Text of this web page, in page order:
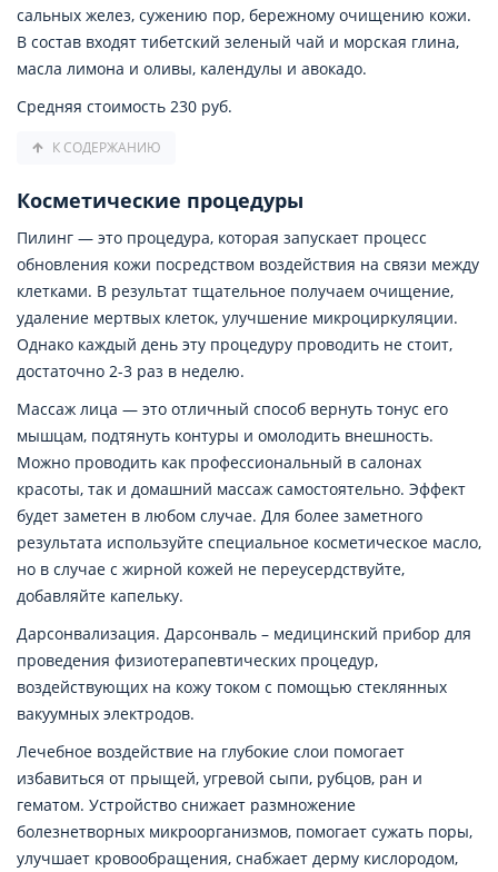
сальных желез, сужению пор, бережному очищению кожи.
В состав входят тибетский зеленый чай и морская глина,
масла лимона и оливы, календулы и авокадо.
Средняя стоимость 230 руб.
К СОДЕРЖАНИЮ
Косметические процедуры
Пилинг — это процедура, которая запускает процесс
обновления кожи посредством воздействия на связи между
клетками. В результат тщательное получаем очищение,
удаление мертвых клеток, улучшение микроциркуляции.
Однако каждый день эту процедуру проводить не стоит,
достаточно 2-3 раз в неделю.
Массаж лица — это отличный способ вернуть тонус его
мышцам, подтянуть контуры и омолодить внешность.
Можно проводить как профессиональный в салонах
красоты, так и домашний массаж самостоятельно. Эффект
будет заметен в любом случае. Для более заметного
результата используйте специальное косметическое масло,
но в случае с жирной кожей не переусердствуйте,
добавляйте капельку.
Дарсонвализация. Дарсонваль – медицинский прибор для
проведения физиотерапевтических процедур,
воздействующих на кожу током с помощью стеклянных
вакуумных электродов.
Лечебное воздействие на глубокие слои помогает
избавиться от прыщей, угревой сыпи, рубцов, ран и
гематом. Устройство снижает размножение
болезнетворных микроорганизмов, помогает сужать поры,
улучшает кровообращения, снабжает дерму кислородом,